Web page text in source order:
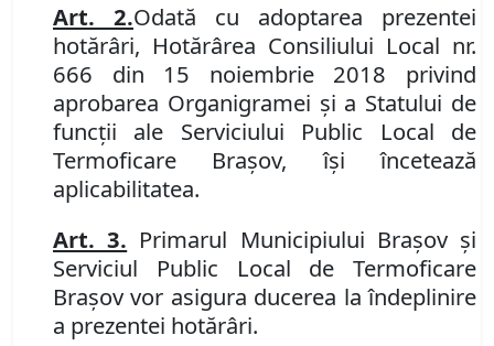
Art. 2.Odată cu adoptarea prezentei
hotărâri, Hotărârea Consiliului Local nr.
666 din 15 noiembrie 2018 privind
aprobarea Organigramei şi a Statului de
funcţii ale Serviciului Public Local de
Termoficare Braşov, îşi încetează
aplicabilitatea.
Art. 3. Primarul Municipiului Braşov şi
Serviciul Public Local de Termoficare
Braşov vor asigura ducerea la îndeplinire
a prezentei hotărâri.